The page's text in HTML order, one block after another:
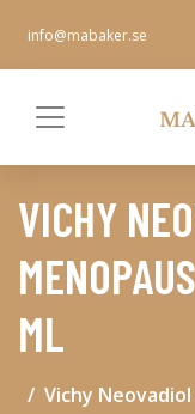
info@mabaker.se
VICHY
ML
Vichy